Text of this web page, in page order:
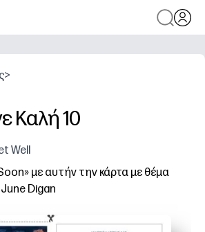
>
Καλή 10
Well
με αυτήν την κάρτα με θέμα
Digan
λεπτά - απλά εκτυπώνετε σε τυπικό